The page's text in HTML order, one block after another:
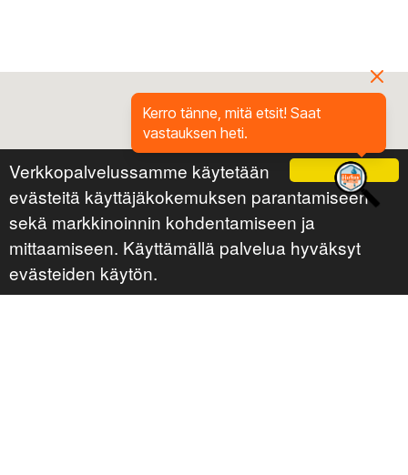
Ok
Verkkopalvelussamme käytetään
evästeitä käyttäjäkokemuksen parantamiseen
sekä markkinoinnin kohdentamiseen ja
mittaamiseen. Käyttämällä palvelua hyväksyt
evästeiden käytön.
Kerro tänne, mitä etsit! Saat
vastauksen heti.